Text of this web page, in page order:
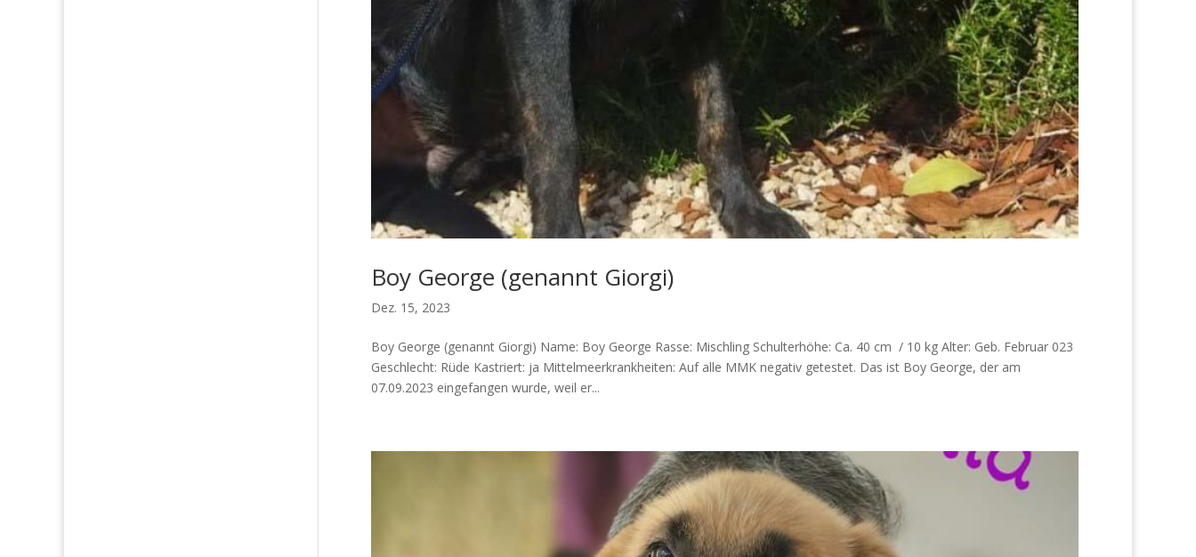
Boy George (genannt Giorgi)
Dez. 15, 2023
Boy George (genannt Giorgi) Name: Boy George Rasse: Mischling Schulterhöhe: Ca. 40 cm / 10 kg Alter: Geb. Februar 023
Geschlecht: Rüde Kastriert: ja Mittelmeerkrankheiten: Auf alle MMK negativ getestet. Das ist Boy George, der am
07.09.2023 eingefangen wurde, weil er...